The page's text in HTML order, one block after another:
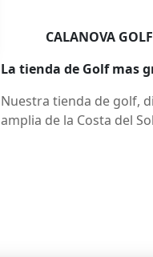
CALANOVA GOLF
La tienda de Golf mas
Nuestra tienda de golf,
amplia de la Costa del